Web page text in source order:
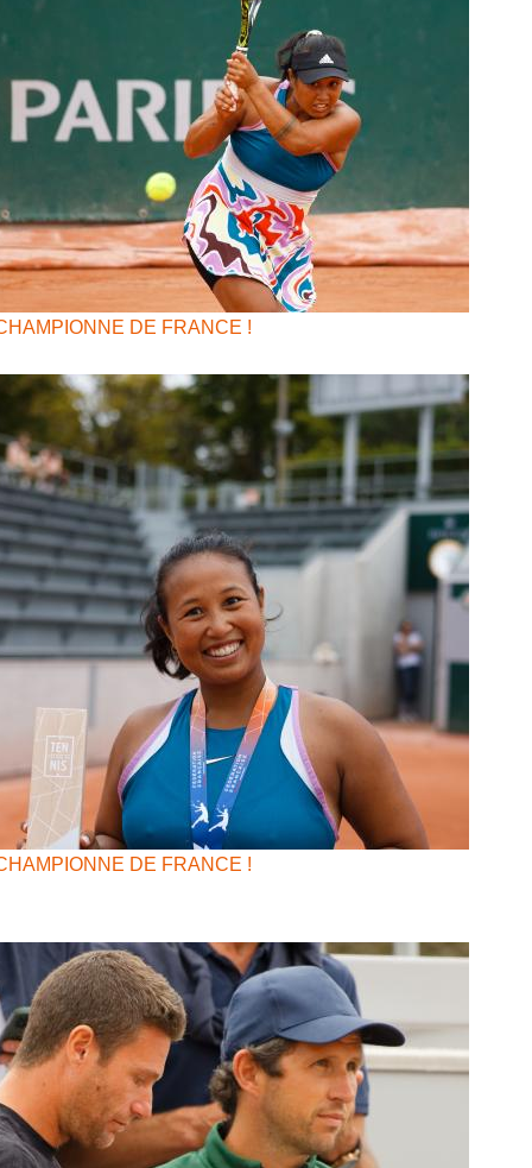
DE FRANCE !
DE FRANCE !